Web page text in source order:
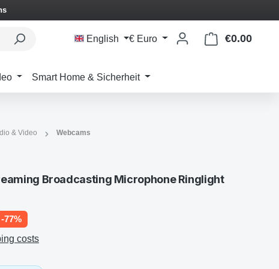
English € Euro €0.00
Smart Home & Sicherheit
& Video Webcams
Broadcasting Microphone Ringlight
-77%
costs